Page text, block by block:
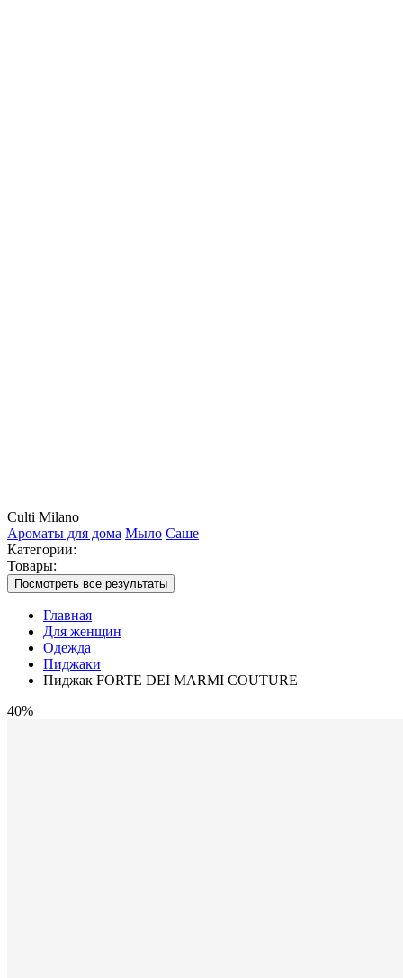
Culti Milano
Ароматы для дома Мыло Саше
Категории:
Товары:
Посмотреть все результаты
Главная
Для женщин
Одежда
Пиджаки
Пиджак FORTE DEI MARMI COUTURE
40%